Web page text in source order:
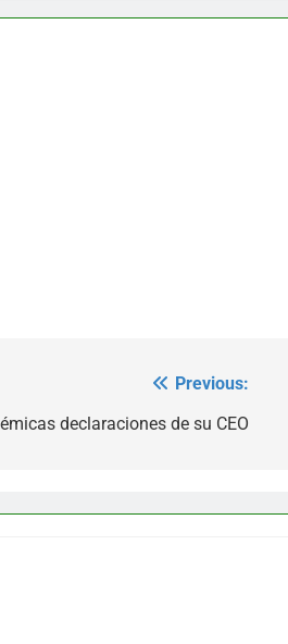
Previous:
declaraciones de su CEO